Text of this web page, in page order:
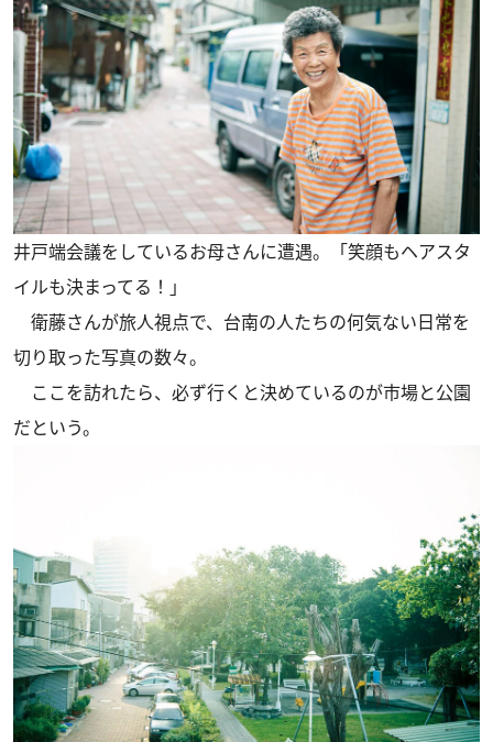
井戸端会議をしているお母さんに遭遇。「笑顔もヘアスタ
イルも決まってる！」
衛藤さんが旅人視点で、台南の人たちの何気ない日常を
切り取った写真の数々。
ここを訪れたら、必ず行くと決めているのが市場と公園
だという。